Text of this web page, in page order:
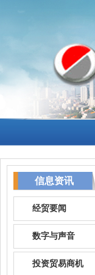
信息资讯
经贸要闻
数字与声音
投资贸易商机